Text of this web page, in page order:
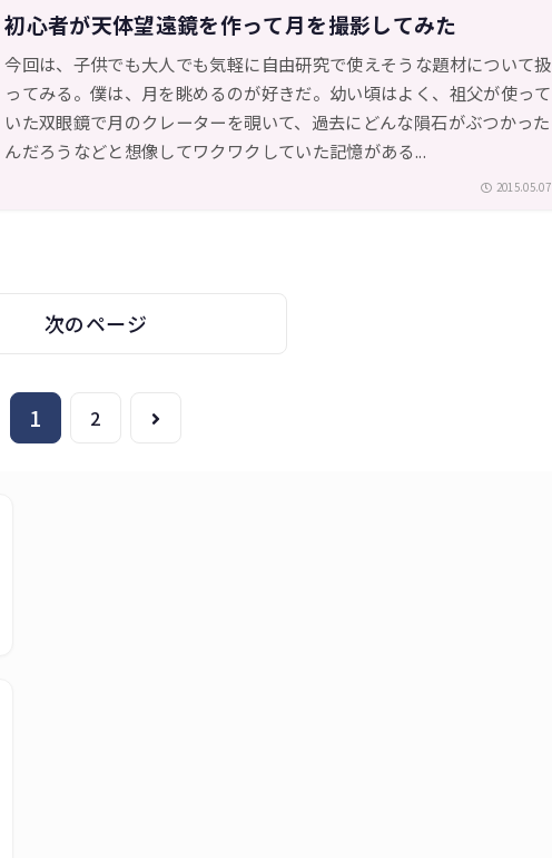
初心者が天体望遠鏡を作って月を撮影してみた
今回は、子供でも大人でも気軽に自由研究で使えそうな題材について扱
ってみる。僕は、月を眺めるのが好きだ。幼い頃はよく、祖父が使って
いた双眼鏡で月のクレーターを覗いて、過去にどんな隕石がぶつかった
んだろうなどと想像してワクワクしていた記憶がある...
2015.05.07
次のページ
1 2
次